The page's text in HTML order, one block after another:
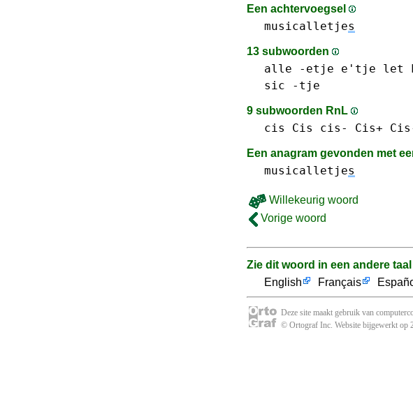
Een achtervoegsel
musicalletjes
13 subwoorden
alle -etje e'tje let
sic
-tje
9 subwoorden RnL
cis Cis cis- Cis+
Een anagram gevonden met
musicalletjes
Willekeurig woord
Vorige woord
Zie dit woord in een andere taal
English
Français
Deze site maakt gebruik van
© Ortograf Inc. Website bijgewerkt op